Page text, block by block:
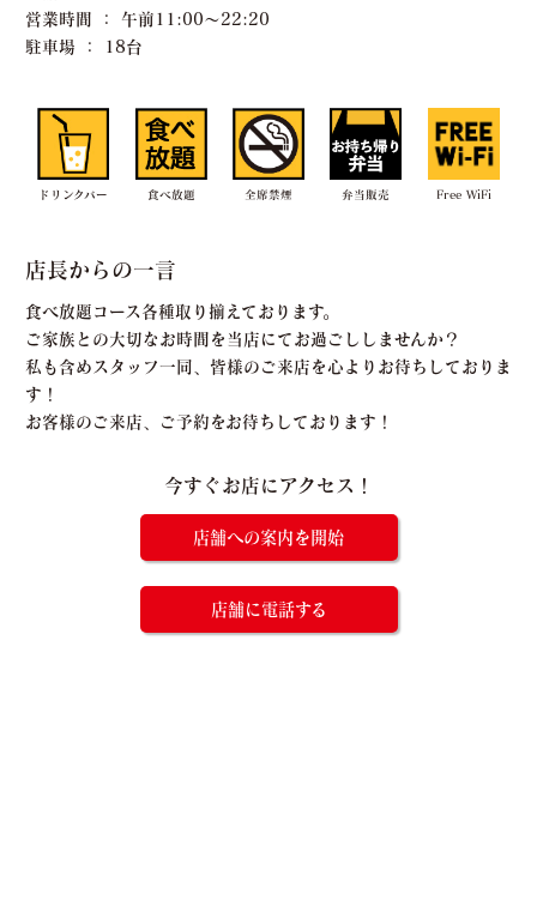
営業時間 ： 午前11:00〜22:20
駐車場 ： 18台
ドリンクバー 食べ放題 全席禁煙 弁当販売 Free WiFi
店長からの一言
食べ放題コース各種取り揃えております。
ご家族との大切なお時間を当店にてお過ごししませんか？
私も含めスタッフ一同、皆様のご来店を心よりお待ちしておりま
す！
お客様のご来店、ご予約をお待ちしております！
今すぐお店にアクセス！
店舗への案内を開始
店舗に電話する